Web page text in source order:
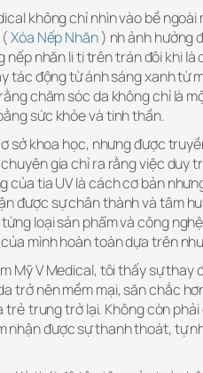
không chỉ nhìn vào bề
Xóa Nếp Nhăn) nh ảnh hưởng
nhăn li ti trên trán đôi khi là
tác động từ ánh sáng xanh từ
chăm sóc da không chỉ là
sức khỏe và tinh thần.
sở khoa học, nhưng được
gia chỉ ra rằng việc duy
của tia UV là cách cơ bản
được sự chân thành và tâm
loại sản phẩm và công
mình hoàn toàn dựa trên
Mỹ V Medical, tôi thấy sự thay
trở nên mềm mại, săn chắc
trung trở lại. Không còn
nhận được sự thanh thoát, tự